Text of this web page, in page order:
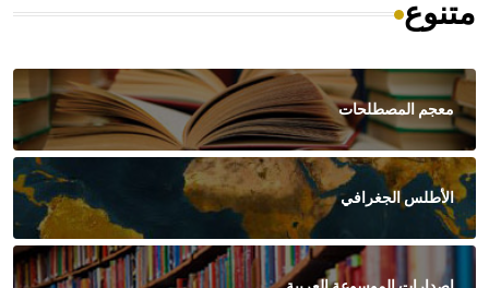
متنوع
معجم المصطلحات
الأطلس الجغرافي